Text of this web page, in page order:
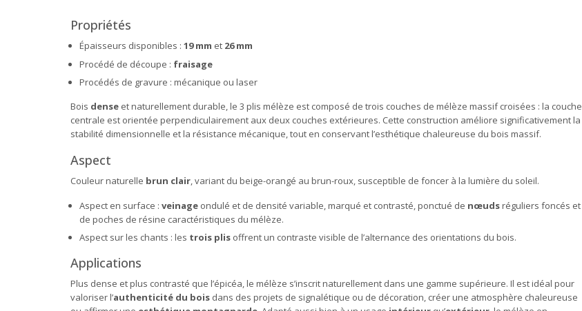
Propriétés
Épaisseurs disponibles : 19 mm et 26 mm
Procédé de découpe : fraisage
Procédés de gravure : mécanique ou laser
Bois dense et naturellement durable, le 3 plis mélèze est composé de trois couches de mélèze massif croisées : la couche
centrale est orientée perpendiculairement aux deux couches extérieures. Cette construction améliore significativement la
stabilité dimensionnelle et la résistance mécanique, tout en conservant l’esthétique chaleureuse du bois massif.
Aspect
Couleur naturelle brun clair , variant du beige-orangé au brun-roux, susceptible de foncer à la lumière du soleil.
Aspect en surface : veinage ondulé et de densité variable, marqué et contrasté, ponctué de nœudsréguliers foncés et
de poches de résine caractéristiques du mélèze.
Aspect sur les chants : les trois plis offrent un contraste visible de l’alternance des orientations du bois.
Applications
Plus dense et plus contrasté que l’épicéa, le mélèze s’inscrit naturellement dans une gamme supérieure. Il est idéal pour
valoriser l’authenticité du bois dans des projets de signalétique ou de décoration, créer une atmosphère chaleureuse